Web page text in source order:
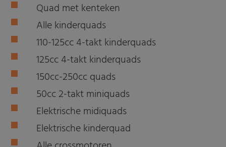
Quad met kenteken
Alle kinderquads
110-125cc 4-takt kinderquads
125cc 4-takt kinderquads
150cc-250cc quads
50cc 2-takt miniquads
Elektrische midiquads
Elektrische kinderquad